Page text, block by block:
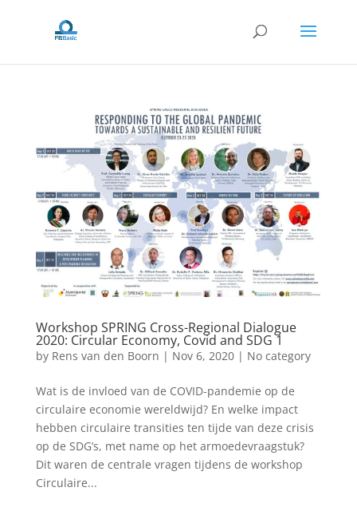
Workshop SPRING Cross-Regional Dialogue
2020: Circular Economy, Covid and SDG 1
by Rens van den Boorn | Nov 6, 2020| No category
Wat is de invloed van de COVID-pandemie op de
circulaire economie wereldwijd? En welke impact
hebben circulaire transities ten tijde van deze crisis
op de SDG’s, met name op het armoedevraagstuk?
Dit waren de centrale vragen tijdens de workshop
Circulaire...